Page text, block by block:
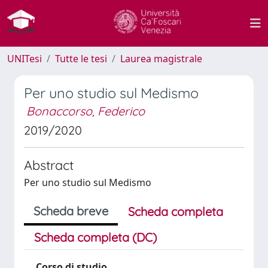
UNITesi Tutte le tesi Laurea magistrale
Per uno studio sul Medismo
Bonaccorso, Federico
2019/2020
Abstract
Per uno studio sul Medismo
Scheda breve
Scheda completa
Scheda completa (DC)